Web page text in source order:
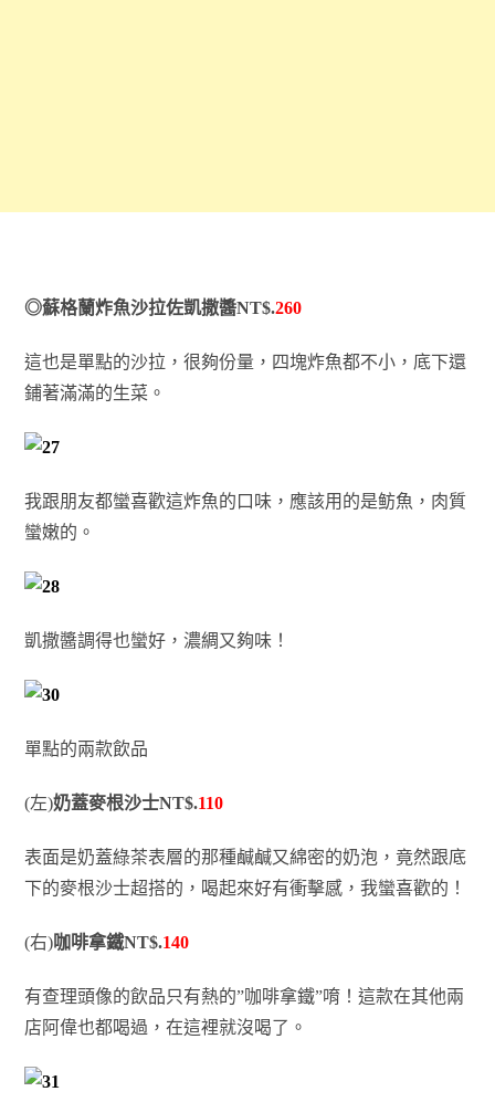
◎蘇格蘭炸魚沙拉佐凱撒醬NT$.260
這也是單點的沙拉，很夠份量，四塊炸魚都不小，底下還
鋪著滿滿的生菜。
我跟朋友都蠻喜歡這炸魚的口味，應該用的是鲂魚，肉質
蠻嫩的。
凱撒醬調得也蠻好，濃綢又夠味！
單點的兩款飲品
(左)奶蓋麥根沙士NT$.110
表面是奶蓋綠茶表層的那種鹹鹹又綿密的奶泡，竟然跟底
下的麥根沙士超搭的，喝起來好有衝擊感，我蠻喜歡的！
(右)咖啡拿鐵NT$.140
有查理頭像的飲品只有熱的”咖啡拿鐵”唷！這款在其他兩
店阿偉也都喝過，在這裡就沒喝了。